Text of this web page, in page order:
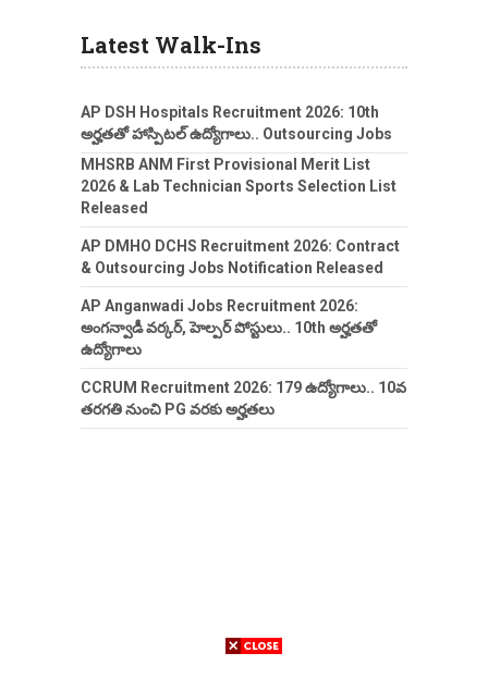
Latest Walk-Ins
AP DSH Hospitals Recruitment 2026: 10th
అర్హతతో హాస్పిటల్ ఉద్యోగాలు.. Outsourcing Jobs
MHSRB ANM First Provisional Merit List
2026 & Lab Technician Sports Selection List
Released
AP DMHO DCHS Recruitment 2026: Contract
& Outsourcing Jobs Notification Released
AP Anganwadi Jobs Recruitment 2026:
అంగన్వాడీ వర్కర్, హెల్పర్ పోస్టులు.. 10th అర్హతతో
ఉద్యోగాలు
CCRUM Recruitment 2026: 179 ఉద్యోగాలు.. 10వ
తరగతి నుంచి PG వరకు అర్హతలు